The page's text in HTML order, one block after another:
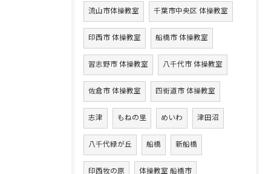
流山市体操教室 千葉市中央区 体操教室
印西市 体操教室 船橋市 体操教室
習志野市 体操教室 八千代市 体操教室
佐倉市 体操教室 四街道市 体操教室
志津 もねの里 めいわ 津田沼
八千代緑が丘 船橋 新船橋
印西牧の原 体操教室 船橋市